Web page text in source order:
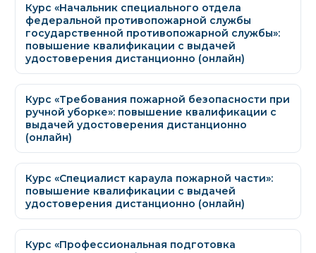
Курс «Начальник специального отдела
федеральной противопожарной службы
государственной противопожарной службы»:
повышение квалификации с выдачей
удостоверения дистанционно (онлайн)
Курс «Требования пожарной безопасности при
ручной уборке»: повышение квалификации с
выдачей удостоверения дистанционно
(онлайн)
Курс «Специалист караула пожарной части»:
повышение квалификации с выдачей
удостоверения дистанционно (онлайн)
Курс «Профессиональная подготовка